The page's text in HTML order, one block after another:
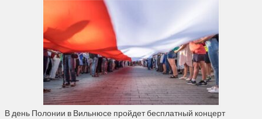
В день Полонии в Вильнюсе пройдет бесплатный концерт